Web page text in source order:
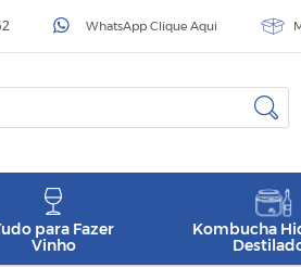
WhatsApp Clique Aqui
para Fazer
Vinho
Kombucha